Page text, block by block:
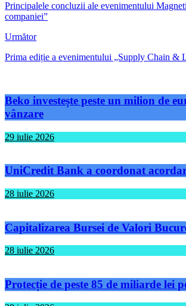
Principalele concluzii ale evenimentului
companiei”
Următor
Prima ediție a evenimentului „Supply Chain &
Beko investește peste un milion de
vânzare
29 iulie 2026
UniCredit Bank a coordonat
28 iulie 2026
Capitalizarea Bursei de Valori
28 iulie 2026
Protecție de peste 85 de miliarde lei